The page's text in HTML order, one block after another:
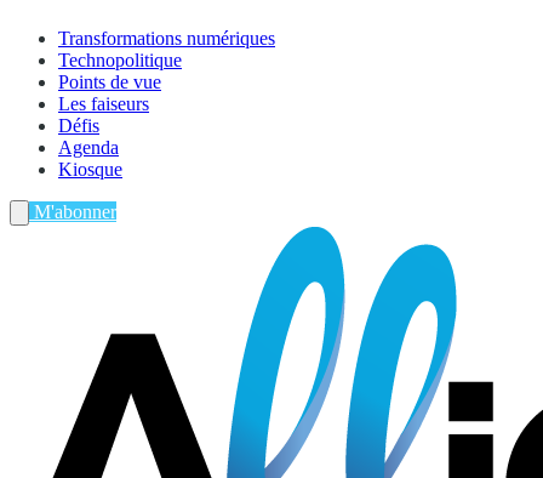
Transformations numériques
Technopolitique
Points de vue
Les faiseurs
Défis
Agenda
Kiosque
M'abonner